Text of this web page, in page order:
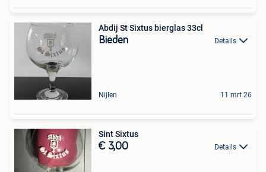
Abdij St Sixtus bierglas 33cl
Bieden Details
Nijlen 11 mrt 26
Sint Sixtus
€ 3,00 Details